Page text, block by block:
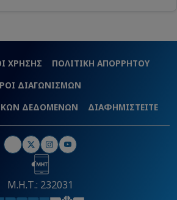
ΧΡΗΣΗΣ
ΠΟΛΙΤΙΚΗ ΑΠΟΡΡΗΤΟΥ
ΔΙΑΓΩΝΙΣΜΩΝ
ΔΕΔΟΜΕΝΩΝ
ΔΙΑΦΗΜΙΣΤΕΙΤΕ
Μ.Η.Τ.: 232031